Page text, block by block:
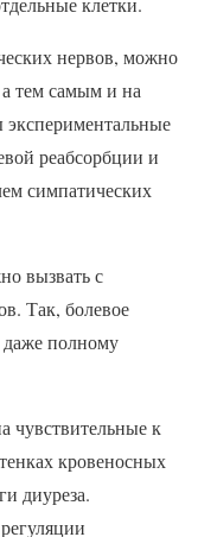
нервов, можно
тем самым и на
реабсорбции и
симпатических
вызвать с
Так, болевое
полному
чувствительные к
кровеносных
диуреза.